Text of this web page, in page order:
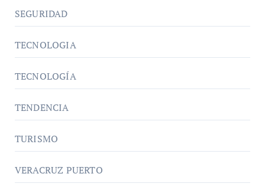
SEGURIDAD
TECNOLOGIA
TECNOLOGÍA
TENDENCIA
TURISMO
VERACRUZ PUERTO